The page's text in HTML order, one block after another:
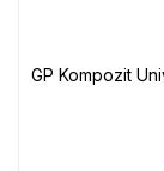
GP Kompozit